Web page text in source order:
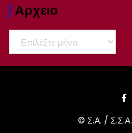
Αρχειο
© Σ.Α. /